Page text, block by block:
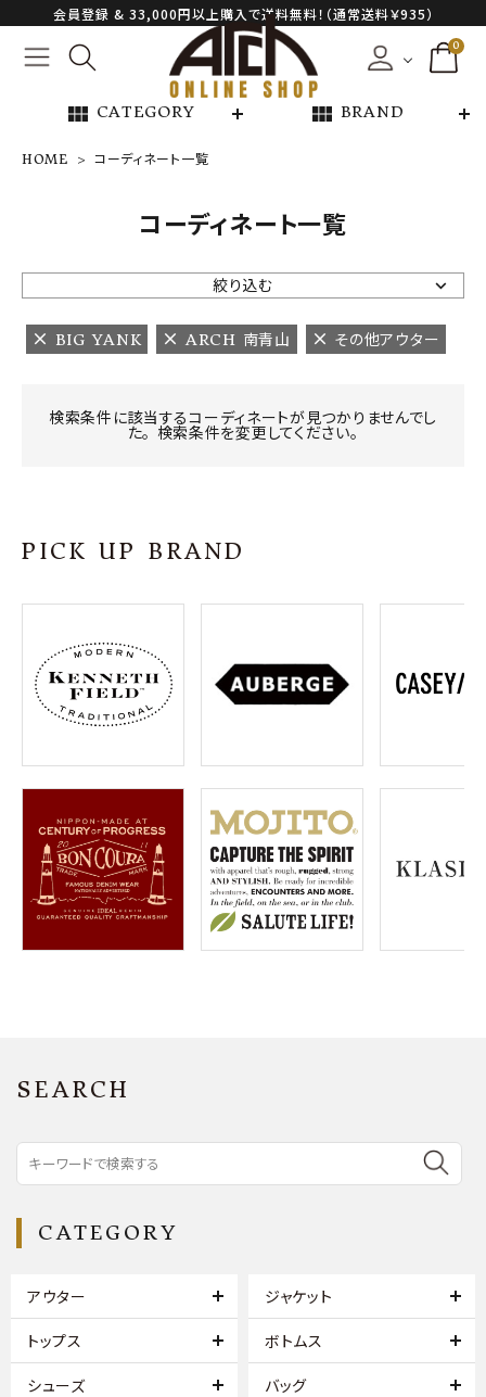
会員登録 & 33,000円以上購入で送料無料！（通常送料￥935）
0
view_module CATEGORY view_module BRAND
NEW ARRIVAL
ARCH EXCLUSIVE
BRAND
INFORMATION
ご利用ガイド
プライバシーポリシー
特定商取引法について
お問い合わせ
OFFICIAL WEB SITE
ACCOUNT MENU
ようこそ ゲスト 様
meeting_room ログイン 会員登録
HOME コーディネート一覧
コーディネート一覧
絞り込む
BIG YANK ARCH 南青山 その他アウター
検索条件に該当するコーディネートが見つかりませんでし
た。 検索条件を変更してください。
PICK UP BRAND
SEARCH
CATEGORY
アウター ジャケット
トップス ボトムス
シューズ バッグ